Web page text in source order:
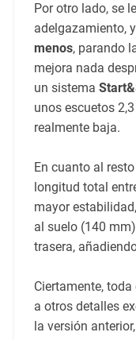
Por otro lado, se
adelgazamiento,
menos, parando
mejora nada
un sistema
unos escuetos
realmente baja.
En cuanto al
longitud total
mayor
al suelo (140
trasera,
Ciertamente,
a otros detalles
la versión